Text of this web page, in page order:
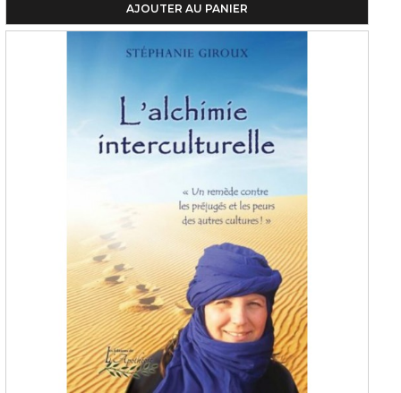
AJOUTER AU PANIER